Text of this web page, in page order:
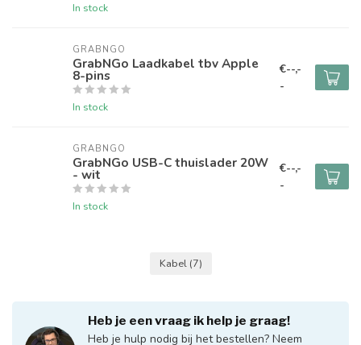
In stock
GRABNGO
GrabNGo Laadkabel tbv Apple
8-pins
In stock
€--,-
-
GRABNGO
GrabNGo USB-C thuislader 20W
- wit
In stock
€--,-
-
Kabel (7)
Heb je een vraag ik help je graag!
Heb je hulp nodig bij het bestellen? Neem